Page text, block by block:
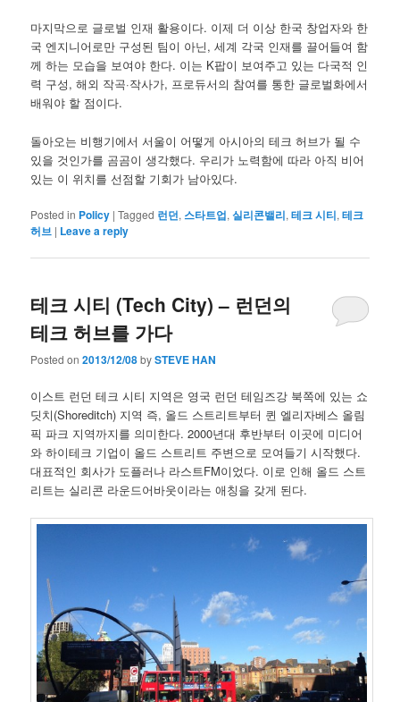
마지막으로 글로벌 인재 활용이다. 이제 더 이상 한국 창업자와 한
국 엔지니어로만 구성된 팀이 아닌, 세계 각국 인재를 끌어들여 함
께 하는 모습을 보여야 한다. 이는 K팝이 보여주고 있는 다국적 인
력 구성, 해외 작곡·작사가, 프로듀서의 참여를 통한 글로벌화에서
배워야 할 점이다.
돌아오는 비행기에서 서울이 어떻게 아시아의 테크 허브가 될 수
있을 것인가를 곰곰이 생각했다. 우리가 노력함에 따라 아직 비어
있는 이 위치를 선점할 기회가 남아있다.
Posted in Policy |Tagged 런던, 스타트업,실리콘밸리,테크 시티,테크
허브 | Leave a reply
테크 시티 (Tech City) – 런던의
테크 허브를 가다
Posted on2013/12/08bySTEVE HAN
이스트 런던 테크 시티 지역은 영국 런던 테임즈강 북쪽에 있는 쇼
딧치(Shoreditch) 지역 즉, 올드 스트리트부터 퀸 엘리자베스 올림
픽 파크 지역까지를 의미한다. 2000년대 후반부터 이곳에 미디어
와 하이테크 기업이 올드 스트리트 주변으로 모여들기 시작했다.
대표적인 회사가 도플러나 라스트FM이었다. 이로 인해 올드 스트
리트는 실리콘 라운드어바웃이라는 애칭을 갖게 된다.